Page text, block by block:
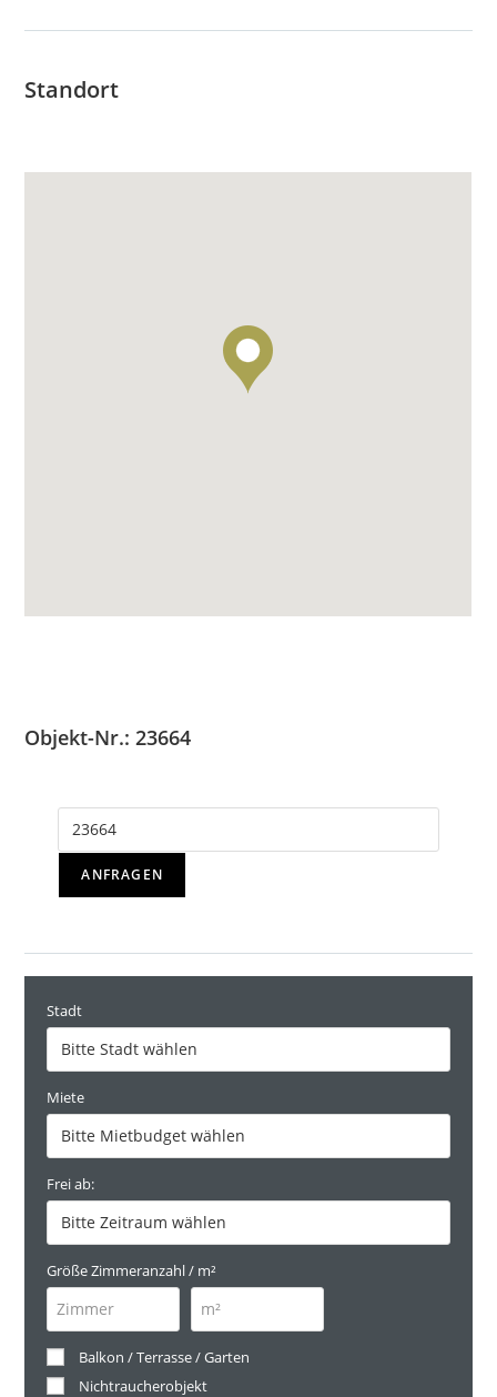
Standort
Objekt-Nr.: 23664
ANFRAGEN
Stadt
Miete
Frei ab:
Größe Zimmeranzahl / m²
Balkon / Terrasse / Garten
Nichtraucherobjekt